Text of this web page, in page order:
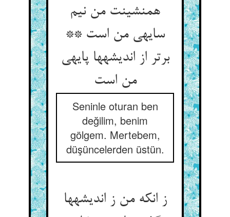
همنشینت من نیم
سایه‏ی من است **
برتر از اندیشه‏ها پایه‏ی
من است‏
Seninle oturan ben
değilim, benim
gölgem. Mertebem,
düşüncelerden üstün.
ز انکه من ز اندیشه‏ها